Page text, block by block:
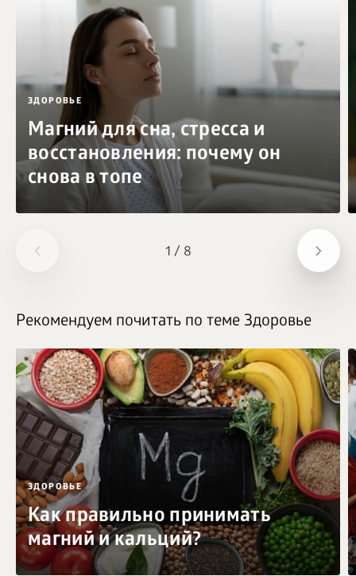
1 / 8
ЗДОРОВЬЕ
Магний для сна, стресса и
восстановления: почему он
снова в топе
Рекомендуем почитать по теме Здоровье
ЗДОРОВЬЕ
Как правильно принимать
магний и кальций?